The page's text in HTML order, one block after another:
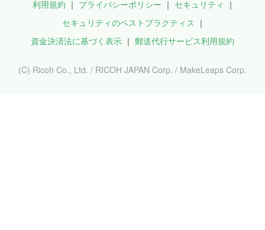
利用規約 プライバシーポリシー
セキュリティ
セキュリティのベストプラクティス
資金決済法に基づく表示
郵送代行サービス利用規約
(C) Ricoh Co., Ltd. / RICOH JAPAN Corp. / MakeLeaps Corp.